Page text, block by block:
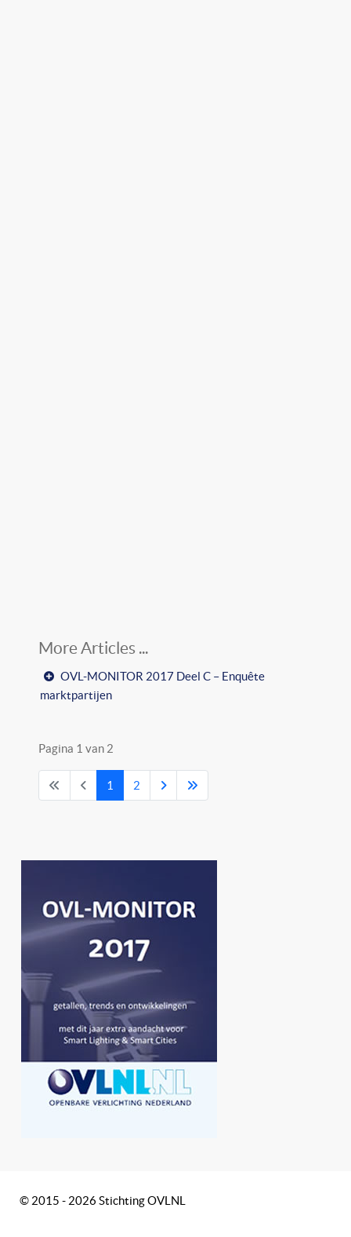
OVL-MONITOR 2017 Deel C – Enquête
marktpartijen
Pagina 1 van 2
1 2
© 2015 - 2026 Stichting OVLNL